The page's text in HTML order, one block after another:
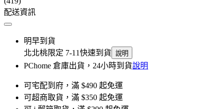
配送資訊
明早到貨
北北桃限定 7-11快速到貨 說明
PChome 倉庫出貨，24小時到貨說明
可宅配到府，滿 $490 起免運
可超商取貨，滿 $350 起免運